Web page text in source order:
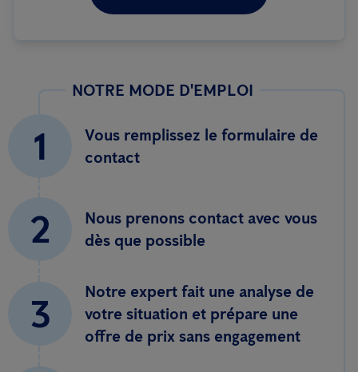
NOTRE MODE D'EMPLOI
1
Vous remplissez le formulaire de
contact
2
Nous prenons contact avec vous
dès que possible
3
Notre expert fait une analyse de
votre situation et prépare une
offre de prix sans engagement